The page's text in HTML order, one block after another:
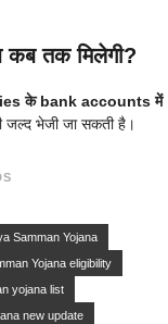
तक मिलेगी?
के bank accounts में
जल्द भेजी जा सकती है।
Samman Yojana
Yojana eligibility
yojana list
new update